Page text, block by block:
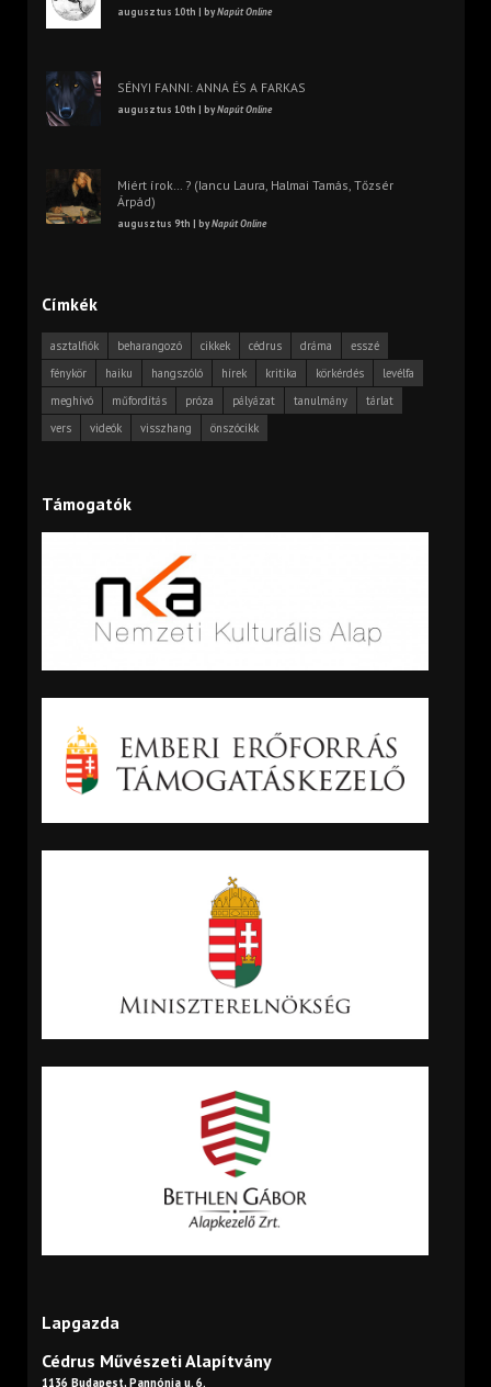
augusztus 10th | byNapút Online
SÉNYI FANNI: ANNA ÉS A FARKAS
augusztus 10th | byNapút Online
Miért írok… ? (Iancu Laura, Halmai Tamás, Tőzsér
Árpád)
augusztus 9th | byNapút Online
Címkék
asztalfiók beharangozó cikkek cédrus dráma
esszé
fénykör
haiku hangszóló hírek kritika körkérdés
levélfa
meghívó
műfordítás próza pályázat tanulmány
tárlat
vers
videók visszhang önszócikk
Támogatók
Lapgazda
Cédrus Művészeti Alapítvány
1136 Budapest, Pannónia u. 6.